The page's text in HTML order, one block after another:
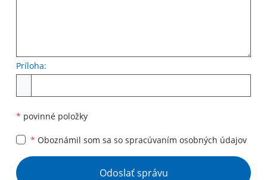
Príloha:
* povinné položky
* Oboznámil som sa so spracúvaním osobných údajov
Google reCaptcha Response
Odoslať správu